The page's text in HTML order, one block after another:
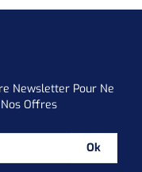
Newsletter Pour Ne
Offres
Ok